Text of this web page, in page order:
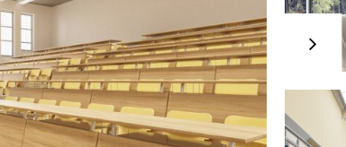
de 50 chambres d’un hôpital de la